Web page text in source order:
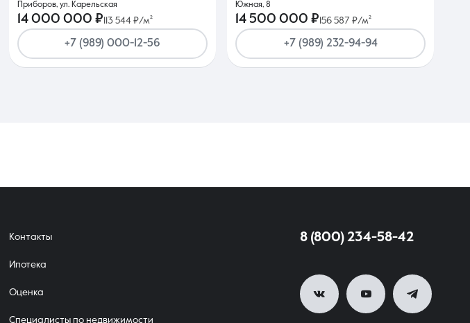
Приборов, ул. Карельская
14 000 000 ₽ 113 544 ₽/м²
+7 (989) 000-12-56
Южная, 8
14 500 000 ₽ 156 587 ₽/м²
+7 (989) 232-94-94
Контакты
Ипотека
Оценка
Специалисты по недвижимости
8 (800) 234-58-42